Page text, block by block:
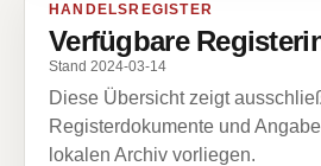
HANDELSREGISTER
Verfügbare
Stand 2024-03-14
Diese Übersicht zeigt
Registerdokumente und
lokalen Archiv vorliegen.